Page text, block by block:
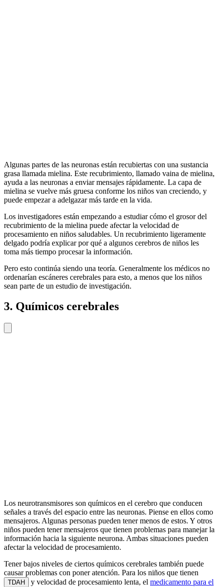
Algunas partes de las neuronas están recubiertas con una sustancia
grasa llamada mielina. Este recubrimiento, llamado vaina de mielina,
ayuda a las neuronas a enviar mensajes rápidamente. La capa de
mielina se vuelve más gruesa conforme los niños van creciendo, y
puede empezar a adelgazar más tarde en la vida.
Los investigadores están empezando a estudiar cómo el grosor del
recubrimiento de la mielina puede afectar la velocidad de
procesamiento en niños saludables. Un recubrimiento ligeramente
delgado podría explicar por qué a algunos cerebros de niños les
toma más tiempo procesar la información.
Pero esto continúa siendo una teoría. Generalmente los médicos no
ordenarían escáneres cerebrales para esto, a menos que los niños
sean parte de un estudio de investigación.
3. Químicos cerebrales
Los neurotransmisores son químicos en el cerebro que conducen
señales a través del espacio entre las neuronas. Piense en ellos como
mensajeros. Algunas personas pueden tener menos de estos. Y otros
niños pueden tener mensajeros que tienen problemas para manejar la
información hacia la siguiente neurona. Ambas situaciones pueden
afectar la velocidad de procesamiento.
Tener bajos niveles de ciertos químicos cerebrales también puede
causar problemas con poner atención. Para los niños que tienen
TDAH y velocidad de procesamiento lenta, el medicamento para el